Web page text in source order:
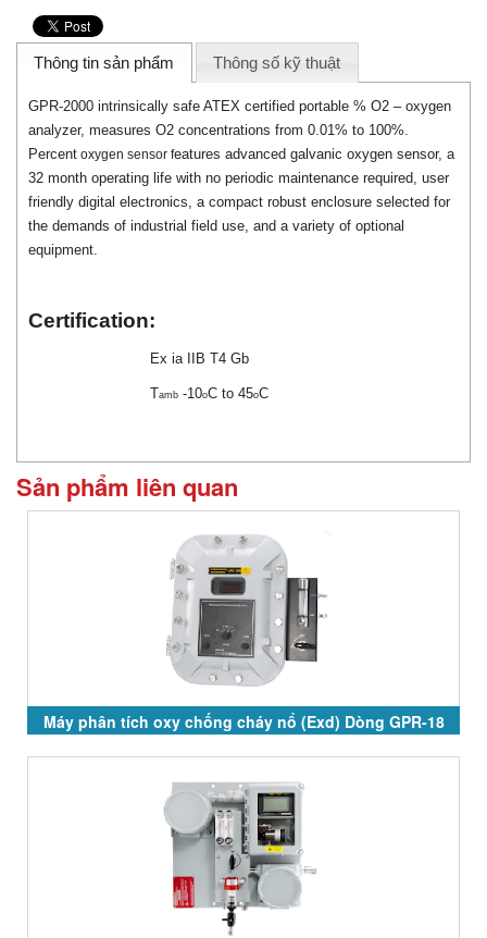
Thông tin sản phẩm Thông số kỹ thuật
GPR-2000 intrinsically safe ATEX certified portable % O2 – oxygen
analyzer, measures O2 concentrations from 0.01% to 100%.
Percent oxygen sensor features advanced galvanic oxygen sensor, a
32 month operating life with no periodic maintenance required, user
friendly digital electronics, a compact robust enclosure selected for
the demands of industrial field use, and a variety of optional
equipment.
Certification:
Ex ia IIB T4 Gb
Tamb -10oC to 45oC
Sản phẩm liên quan
Máy phân tích oxy chống cháy nổ (Exd) Dòng GPR-18
và GPR-28 Series